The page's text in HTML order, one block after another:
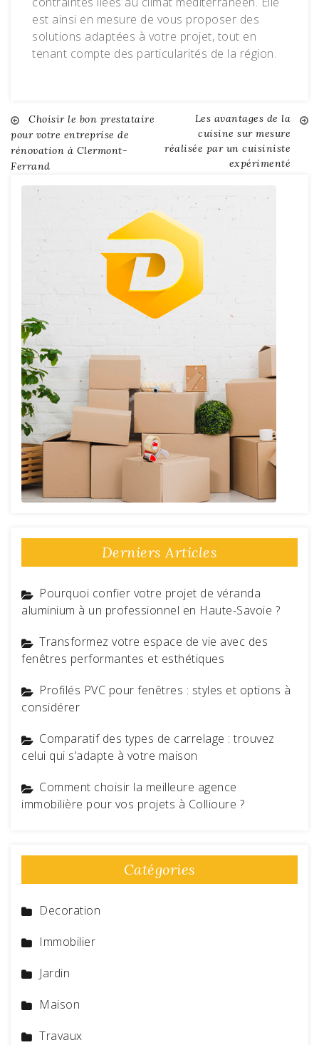
est ainsi en mesure de vous proposer des
solutions adaptées à votre projet, tout en
tenant compte des particularités de la région.
Navigation
de
l’article
Choisir le bon prestataire
pour votre entreprise de
rénovation à Clermont-
Ferrand
Les avantages de la
cuisine sur mesure
réalisée par un cuisiniste
expérimenté
Derniers Articles
Pourquoi confier votre projet de véranda
aluminium à un professionnel en Haute-Savoie ?
Transformez votre espace de vie avec des
fenêtres performantes et esthétiques
Profilés PVC pour fenêtres : styles et options à
considérer
Comparatif des types de carrelage : trouvez
celui qui s’adapte à votre maison
Comment choisir la meilleure agence
immobilière pour vos projets à Collioure ?
Catégories
Decoration
Immobilier
Jardin
Maison
Travaux